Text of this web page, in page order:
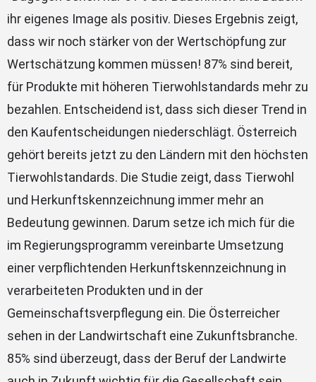
ihr eigenes Image als positiv. Dieses Ergebnis zeigt,
dass wir noch stärker von der Wertschöpfung zur
Wertschätzung kommen müssen! 87% sind bereit,
für Produkte mit höheren Tierwohlstandards mehr zu
bezahlen. Entscheidend ist, dass sich dieser Trend in
den Kaufentscheidungen niederschlägt. Österreich
gehört bereits jetzt zu den Ländern mit den höchsten
Tierwohlstandards. Die Studie zeigt, dass Tierwohl
und Herkunftskennzeichnung immer mehr an
Bedeutung gewinnen. Darum setze ich mich für die
im Regierungsprogramm vereinbarte Umsetzung
einer verpflichtenden Herkunftskennzeichnung in
verarbeiteten Produkten und in der
Gemeinschaftsverpflegung ein. Die Österreicher
sehen in der Landwirtschaft eine Zukunftsbranche.
85% sind überzeugt, dass der Beruf der Landwirte